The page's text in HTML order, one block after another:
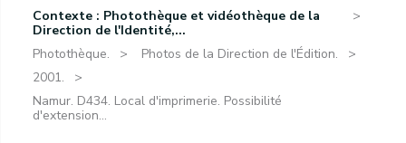
Contexte : Photothèque et vidéothèque de la
Direction de l'Identité,...
Photothèque.
Photos de la Direction de l'Édition.
2001.
Namur. D434. Local d'imprimerie. Possibilité
d'extension...